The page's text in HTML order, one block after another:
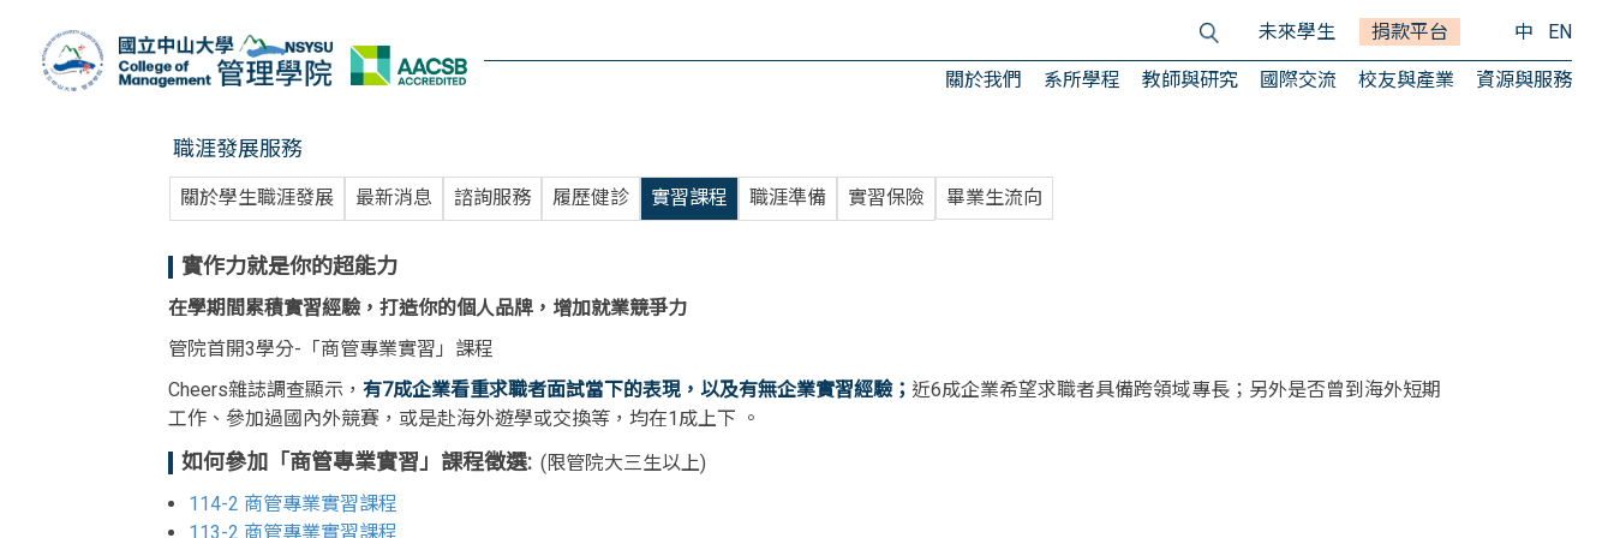
關於我們 系所學程 教師與研究 國際交流 校友與產業 資源與服務
未來學生 捐款平台 中 EN
職涯發展服務
關於學生職涯發展 最新消息 諮詢服務 履歷健診 實習課程 職涯準備 實習保險 畢業生流向
實作力就是你的超能力
在學期間累積實習經驗，打造你的個人品牌，增加就業競爭力
管院首開3學分-「商管專業實習」課程
Cheers雜誌調查顯示， 有7成企業看重求職者面試當下的表現，以及有無企業實習經驗； 近6成企業希望求職者具備跨領域專長；另外是否曾到海外短期
工作、參加過國內外競賽，或是赴海外遊學或交換等，均在1成上下 。
如何參加「商管專業實習」課程徵選: (限管院大三生以上)
114-2 商管專業實習課程
113-2 商管專業實習課程